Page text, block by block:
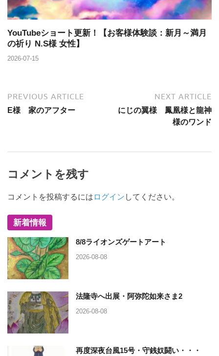
YouTubeショート更新！【お客様体験談：新月～満月
の祈り N.S様 女性】
2026-07-15
PREVIOUS ARTICLE
E様 家のアフター
NEXT ARTICLE
にじの翼様 鳳凰様と龍神
様のワンド
コメントを残す
コメントを投稿するには ログイン してください。
新着情報
8/8ライオンズゲートアート
2026-08-08
法隆寺へ出展・阿弥陀如来さま2
2026-08-08
再度深夜台風15号・守銭奴闘い・・・